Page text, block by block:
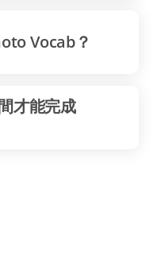
Vocab？
才能完成